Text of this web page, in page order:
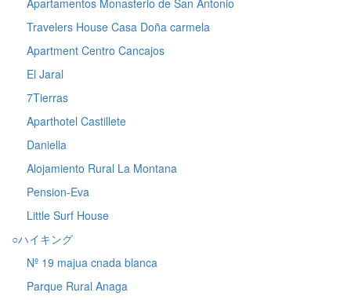
Travelers House Casa Doña carmela
Apartment Centro Cancajos
El Jaral
7Tierras
Aparthotel Castillete
Daniella
Alojamiento Rural La Montana
Pension-Eva
Little Surf House
○ハイキング
Nº 19 majua cnada blanca
Parque Rural Anaga